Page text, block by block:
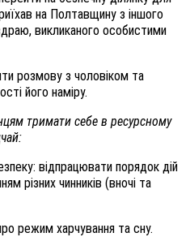
на Полтавщину з іншого
викликаного особистими
розмову з чоловіком та
його наміру.
тримати себе в ресурсному
відпрацювати порядок дій
різних чинників (вночі та
режим харчування та сну.